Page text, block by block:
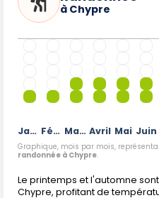
à Chypre
Janvier Février Mars Avril Mai Juin
Graphique, mois par mois,
randonnée à Chypre.
Le printemps et l'automne
Chypre, profitant de